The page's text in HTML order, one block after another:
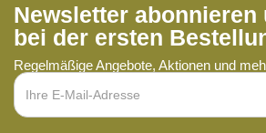
Newsletter abonnieren
bei der ersten
Regelmäßige Angebote, Aktionen und